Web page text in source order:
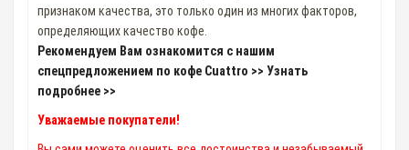
признаком качества, это только один из многих факторов,
определяющих качество кофе.
Рекомендуем Вам ознакомится с нашим
спецпредложением по кофе Cuattro >> Узнать
подробнее >>
Уважаемые покупатели!